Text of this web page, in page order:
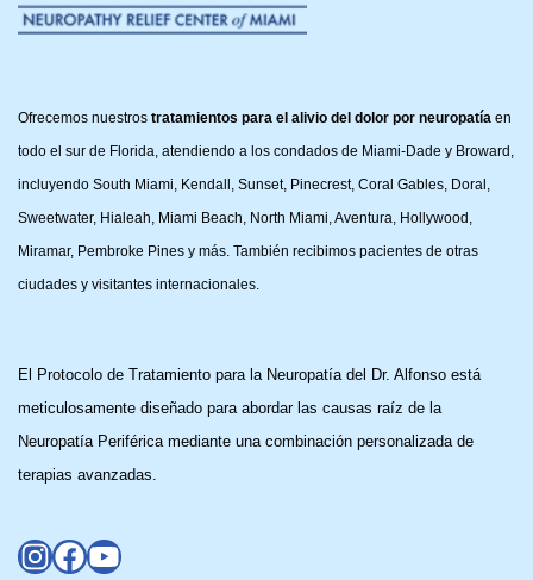
Ofrecemos nuestros tratamientos para el alivio del dolor por neuropatía en
todo el sur de Florida, atendiendo a los condados de Miami-Dade y Broward,
incluyendo South Miami, Kendall, Sunset, Pinecrest, Coral Gables, Doral,
Sweetwater, Hialeah, Miami Beach, North Miami, Aventura, Hollywood,
Miramar, Pembroke Pines y más. También recibimos pacientes de otras
ciudades y visitantes internacionales.
El Protocolo de Tratamiento para la Neuropatía del Dr. Alfonso está
meticulosamente diseñado para abordar las causas raíz de la
Neuropatía Periférica mediante una combinación personalizada de
terapias avanzadas.